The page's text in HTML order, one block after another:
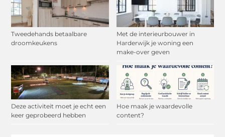
Tweedehands betaalbare
droomkeukens
Met de interieurbouwer in
Harderwijk je woning een
make-over geven
Deze activiteit moet je echt een
keer geprobeerd hebben
Hoe maak je waardevolle
content?